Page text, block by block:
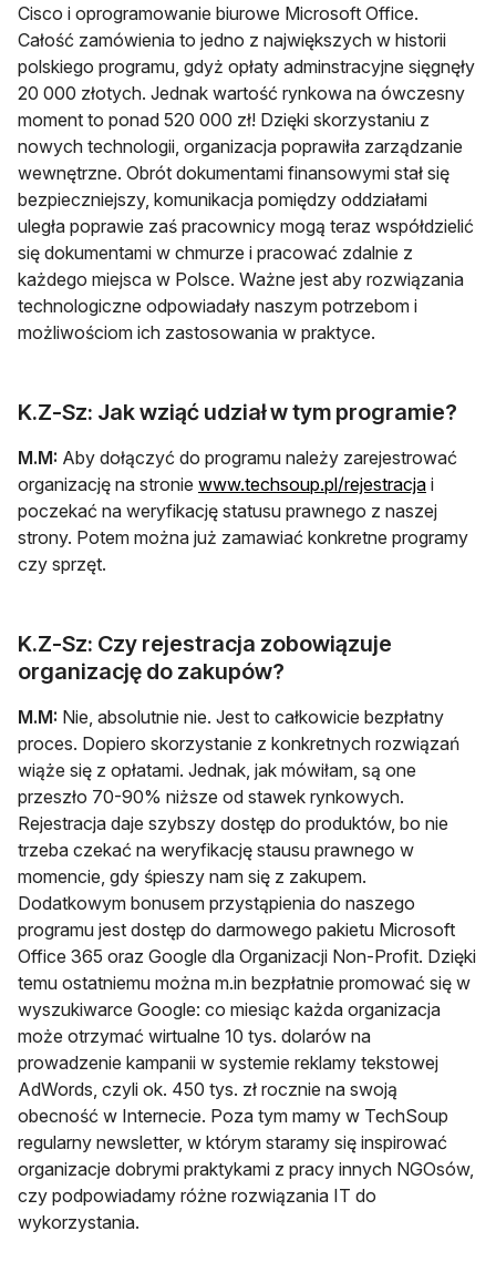
Cisco i oprogramowanie biurowe Microsoft Office.
Całość zamówienia to jedno z największych w historii
polskiego programu, gdyż opłaty adminstracyjne sięgnęły
20 000 złotych. Jednak wartość rynkowa na ówczesny
moment to ponad 520 000 zł! Dzięki skorzystaniu z
nowych technologii, organizacja poprawiła zarządzanie
wewnętrzne. Obrót dokumentami finansowymi stał się
bezpieczniejszy, komunikacja pomiędzy oddziałami
uległa poprawie zaś pracownicy mogą teraz współdzielić
się dokumentami w chmurze i pracować zdalnie z
każdego miejsca w Polsce. Ważne jest aby rozwiązania
technologiczne odpowiadały naszym potrzebom i
możliwościom ich zastosowania w praktyce.
K.Z-Sz: Jak wziąć udział w tym programie?
M.M: Aby dołączyć do programu należy zarejestrować
organizację na stronie www.techsoup.pl/rejestracja i
poczekać na weryfikację statusu prawnego z naszej
strony. Potem można już zamawiać konkretne programy
czy sprzęt.
K.Z-Sz: Czy rejestracja zobowiązuje
organizację do zakupów?
M.M: Nie, absolutnie nie. Jest to całkowicie bezpłatny
proces. Dopiero skorzystanie z konkretnych rozwiązań
wiąże się z opłatami. Jednak, jak mówiłam, są one
przeszło 70-90% niższe od stawek rynkowych.
Rejestracja daje szybszy dostęp do produktów, bo nie
trzeba czekać na weryfikację stausu prawnego w
momencie, gdy śpieszy nam się z zakupem.
Dodatkowym bonusem przystąpienia do naszego
programu jest dostęp do darmowego pakietu Microsoft
Office 365 oraz Google dla Organizacji Non-Profit. Dzięki
temu ostatniemu można m.in bezpłatnie promować się w
wyszukiwarce Google: co miesiąc każda organizacja
może otrzymać wirtualne 10 tys. dolarów na
prowadzenie kampanii w systemie reklamy tekstowej
AdWords, czyli ok. 450 tys. zł rocznie na swoją
obecność w Internecie. Poza tym mamy w TechSoup
regularny newsletter, w którym staramy się inspirować
organizacje dobrymi praktykami z pracy innych NGOsów,
czy podpowiadamy różne rozwiązania IT do
wykorzystania.